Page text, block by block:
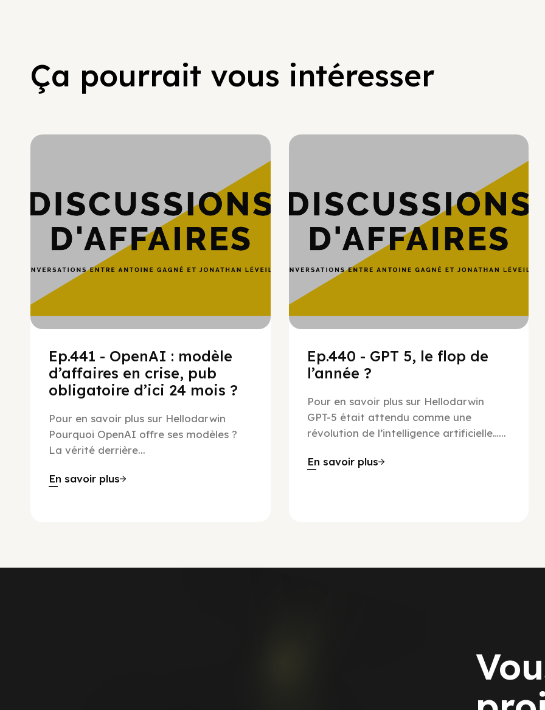
Ça pourrait vous intéresser
Ep.441 - OpenAI : modèle
d’affaires en crise, pub
obligatoire d’ici 24 mois ?
Pour en savoir plus sur Hellodarwin
Pourquoi OpenAI offre ses modèles ?
La vérité derrière...
En savoir plus
Ep.440 - GPT 5, le flop de
l’année ?
Pour en savoir plus sur Hellodarwin
GPT-5 était attendu comme une
révolution de l’intelligence artificielle…...
En savoir plus